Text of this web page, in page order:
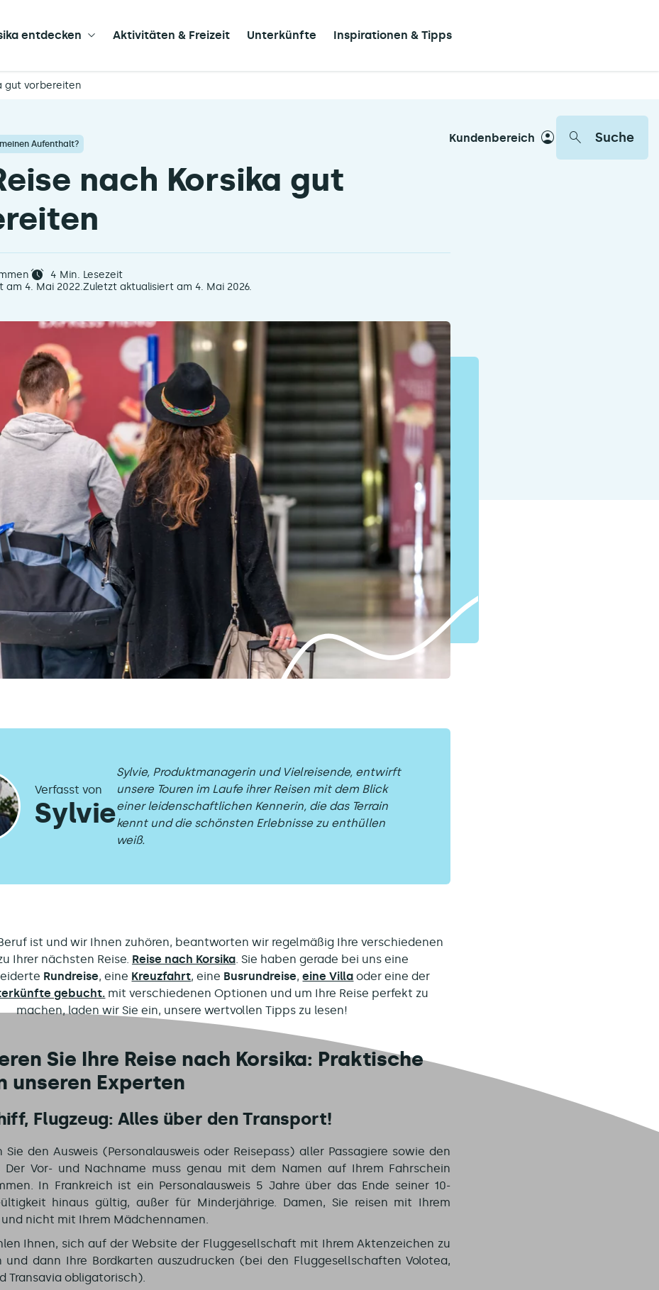
entdecken Aktivitäten & Freizeit Unterkünfte Inspirationen & Tipps
Kundenbereich Suche
gut vorbereiten
Aufenthalt?
nach Korsika gut
4 Min. Lesezeit
4. Mai 2022.Zuletzt aktualisiert am 4. Mai 2026.
Verfasst von
Sylvie
Sylvie, Produktmanagerin und Vielreisende, entwirft
unsere Touren im Laufe ihrer Reisen mit dem Blick
einer leidenschaftlichen Kennerin, die das Terrain
kennt und die schönsten Erlebnisse zu enthüllen
weiß.
ist und wir Ihnen zuhören, beantworten wir regelmäßig Ihre verschiedenen
Ihrer nächsten Reise. Reise nach Korsika. Sie haben gerade bei uns eine
Rundreise, eine Kreuzfahrt, eine Busrundreise,eine Villa oder eine der
gebucht. mit verschiedenen Optionen und um Ihre Reise perfekt zu
machen, laden wir Sie ein, unsere wertvollen Tipps zu lesen!
Sie Ihre Reise nach Korsika: Praktische
unseren Experten
Flugzeug: Alles über den Transport!
Sie den Ausweis (Personalausweis oder Reisepass) aller Passagiere sowie den
Der Vor- und Nachname muss genau mit dem Namen auf Ihrem Fahrschein
In Frankreich ist ein Personalausweis 5 Jahre über das Ende seiner 10-
hinaus gültig, außer für Minderjährige. Damen, Sie reisen mit Ihrem
und nicht mit Ihrem Mädchennamen.
Ihnen, sich auf der Website der Fluggesellschaft mit Ihrem Aktenzeichen zu
und dann Ihre Bordkarten auszudrucken (bei den Fluggesellschaften Volotea,
Transavia obligatorisch).